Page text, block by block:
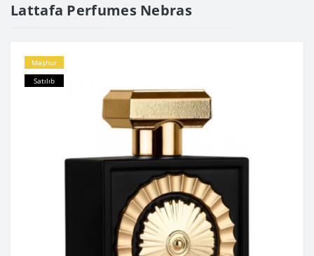
Lattafa Perfumes Nebras
Məşhur
Satılıb